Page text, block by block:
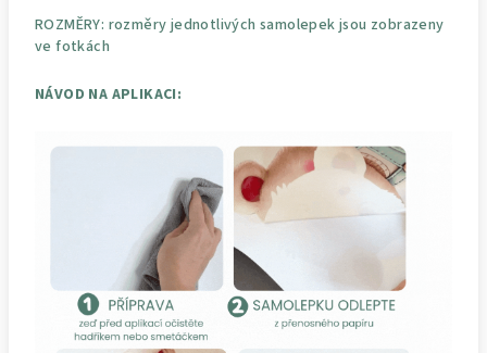
ROZMĚRY: rozměry jednotlivých samolepek jsou zobrazeny
ve fotkách
NÁVOD NA APLIKACI: